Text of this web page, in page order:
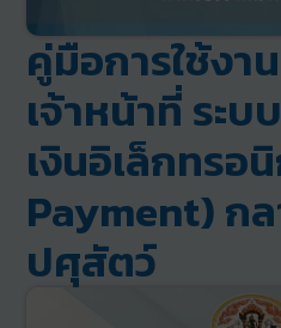
คู่มือการใช้งา
เจ้าหน้าที่ ระบ
เงินอิเล็กทรอ
Payment) ก
ปศุสัตว์